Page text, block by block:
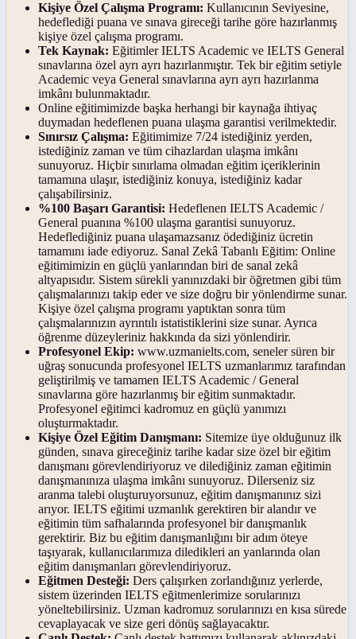
Kişiye Özel Çalışma Programı: Kullanıcının Seviyesine,
hedeflediği puana ve sınava gireceği tarihe göre hazırlanmış
kişiye özel çalışma programı.
Tek Kaynak: Eğitimler IELTS Academic ve IELTS General
sınavlarına özel ayrı ayrı hazırlanmıştır. Tek bir eğitim setiyle
Academic veya General sınavlarına ayrı ayrı hazırlanma
imkânı bulunmaktadır.
Online eğitimimizde başka herhangi bir kaynağa ihtiyaç
duymadan hedeflenen puana ulaşma garantisi verilmektedir.
Sınırsız Çalışma: Eğitimimize 7/24 istediğiniz yerden,
istediğiniz zaman ve tüm cihazlardan ulaşma imkânı
sunuyoruz. Hiçbir sınırlama olmadan eğitim içeriklerinin
tamamına ulaşır, istediğiniz konuya, istediğiniz kadar
çalışabilirsiniz.
%100 Başarı Garantisi: Hedeflenen IELTS Academic /
General puanına %100 ulaşma garantisi sunuyoruz.
Hedeflediğiniz puana ulaşamazsanız ödediğiniz ücretin
tamamını iade ediyoruz. Sanal Zekâ Tabanlı Eğitim: Online
eğitimimizin en güçlü yanlarından biri de sanal zekâ
altyapısıdır. Sistem sürekli yanınızdaki bir öğretmen gibi tüm
çalışmalarınızı takip eder ve size doğru bir yönlendirme sunar.
Kişiye özel çalışma programı yaptıktan sonra tüm
çalışmalarınızın ayrıntılı istatistiklerini size sunar. Ayrıca
öğrenme düzeyleriniz hakkında da sizi yönlendirir.
Profesyonel Ekip: www.uzmanielts.com, seneler süren bir
uğraş sonucunda profesyonel IELTS uzmanlarımız tarafından
geliştirilmiş ve tamamen IELTS Academic / General
sınavlarına göre hazırlanmış bir eğitim sunmaktadır.
Profesyonel eğitimci kadromuz en güçlü yanımızı
oluşturmaktadır.
Kişiye Özel Eğitim Danışmanı: Sitemize üye olduğunuz ilk
günden, sınava gireceğiniz tarihe kadar size özel bir eğitim
danışmanı görevlendiriyoruz ve dilediğiniz zaman eğitimin
danışmanınıza ulaşma imkânı sunuyoruz. Dilerseniz siz
aranma talebi oluşturuyorsunuz, eğitim danışmanınız sizi
arıyor. IELTS eğitimi uzmanlık gerektiren bir alandır ve
eğitimin tüm safhalarında profesyonel bir danışmanlık
gerektirir. Biz bu eğitim danışmanlığını bir adım öteye
taşıyarak, kullanıcılarımıza diledikleri an yanlarında olan
eğitim danışmanları görevlendiriyoruz.
Eğitmen Desteği: Ders çalışırken zorlandığınız yerlerde,
sistem üzerinden IELTS eğitmenlerimize sorularınızı
yöneltebilirsiniz. Uzman kadromuz sorularınızı en kısa sürede
cevaplayacak ve size geri dönüş sağlayacaktır.